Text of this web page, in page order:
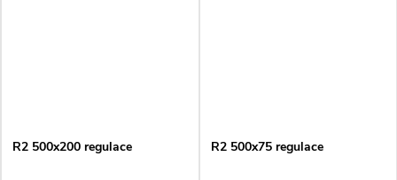
R2 500x200 regulace R2 500x75 regulace